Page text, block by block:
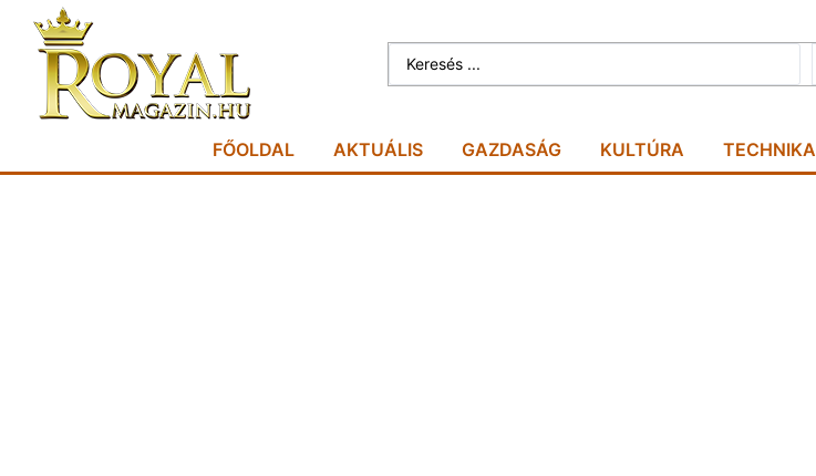
FŐOLDAL AKTUÁLIS GAZDASÁG KULTÚRA TECHNIKA